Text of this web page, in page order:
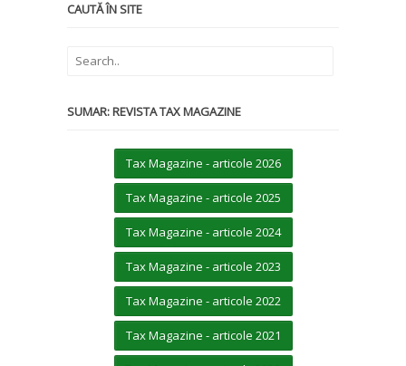
CAUTĂ ÎN SITE
SUMAR: REVISTA TAX MAGAZINE
Tax Magazine - articole 2026
Tax Magazine - articole 2025
Tax Magazine - articole 2024
Tax Magazine - articole 2023
Tax Magazine - articole 2022
Tax Magazine - articole 2021